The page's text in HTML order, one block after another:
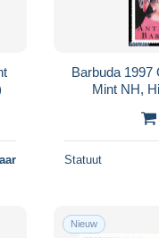
Barbuda 1997
Mint NH,
Statuut
Nieuw